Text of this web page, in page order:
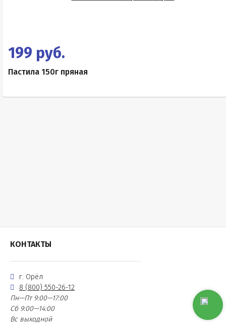
199 руб.
Пастила 150г пряная
КОНТАКТЫ
г. Орёл
8 (800) 550-26-12
Пн—Пт 9:00—17:00
Сб 9:00—14:00
Вс выходной